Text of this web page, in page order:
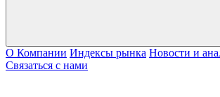
О Компании Индексы рынка Новости и
Связаться с нами